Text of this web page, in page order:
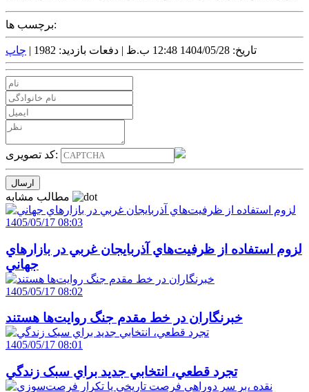
برچسب ها:
تاریخ: 1404/05/28 12:48 ب.ظ | دفعات بازدید: 1982 | چاپ
کد تصویری:
1405/05/17 08:03
لزوم استفاده از ظرفيت‌هاي آذربايجان غربي در بازارهاي
جهاني
1405/05/17 08:02
خبرنگاران در خط مقدم جنگ روايت‌ها هستند
1405/05/17 08:01
تجرد قطعي، انتخابي جديد براي سبک زندگي